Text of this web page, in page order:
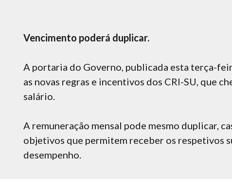
Vencimento poderá duplicar.
A portaria do Governo, publicada esta terça-
as novas regras e incentivos dos CRI-SU, que
salário.
A remuneração mensal pode mesmo duplicar,
objetivos que permitem receber os respetivos
desempenho.